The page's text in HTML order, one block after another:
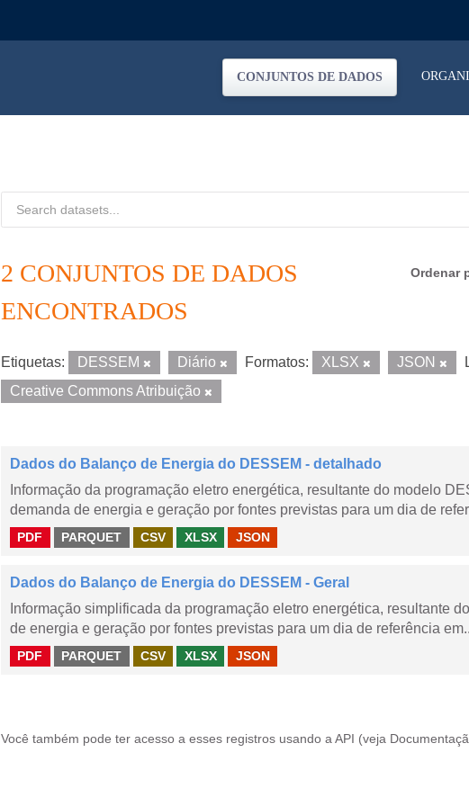
CONJUNTOS DE DADOS
Ordenar
2 CONJUNTOS DE DADOS
ENCONTRADOS
Etiquetas: DESSEM Diário Formatos: XLSX JSON
Creative Commons Atribuição
Dados do Balanço de Energia do DESSEM - detalhado
Informação da programação eletro energética, resultante do modelo
demanda de energia e geração por fontes previstas para um dia de
PDF PARQUET CSV XLSX JSON
Dados do Balanço de Energia do DESSEM - Geral
Informação simplificada da programação eletro energética, resultante
de energia e geração por fontes previstas para um dia de referência
PDF PARQUET CSV XLSX JSON
Você também pode ter acesso a esses registros usando a API (veja